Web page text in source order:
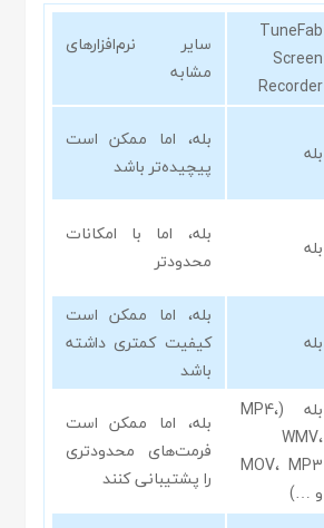
TuneFab
Screen
Recorder
سایر نرم‌افزارهای
مشابه
بله
بله، اما ممکن است
پیچیده‌تر باشد
بله
بله، اما با امکانات
محدودتر
بله
بله، اما ممکن است
کیفیت کمتری داشته
باشد
بله (MP4،
WMV،
MOV، MP3
و …)
بله، اما ممکن است
فرمت‌های محدودتری
را پشتیبانی کنند